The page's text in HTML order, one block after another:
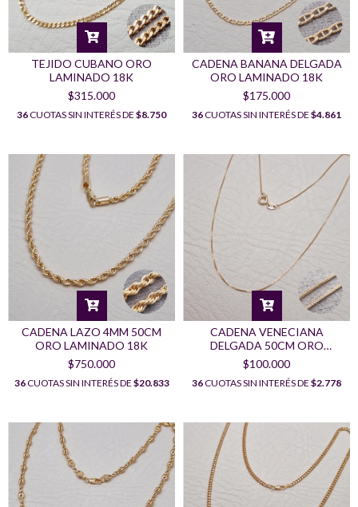
TEJIDO CUBANO ORO
LAMINADO 18K
$315.000
36CUOTAS SIN INTERÉS DE $8.750
CADENA BANANA DELGADA
ORO LAMINADO 18K
$175.000
36CUOTAS SIN INTERÉS DE $4.861
CADENA LAZO 4MM 50CM
ORO LAMINADO 18K
$750.000
36CUOTAS SIN INTERÉS DE $20.833
CADENA VENECIANA
DELGADA 50CM ORO
LAMINADO 18K
$100.000
36CUOTAS SIN INTERÉS DE $2.778